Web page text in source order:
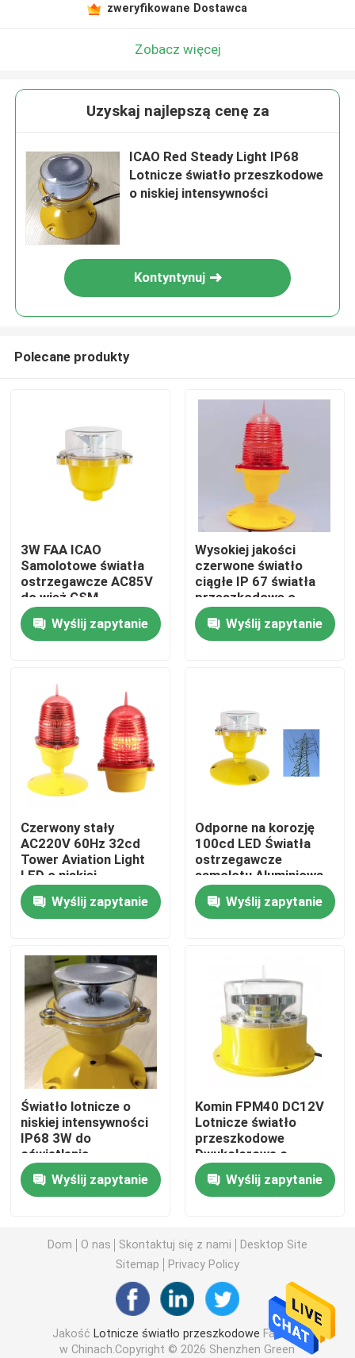
Dom
Produkty
O nas
Wycieczka po fabryce
Kontrola jakości
Skontaktuj się z nami
Poprosić o wycenę
Lotnicze światło przeszkodowe
Światło przeszkodowe samolotu
Światła lądowania dla lądowisk dla śmigłowców
Marine Lantern Light
Światła ruchome zasilane energią słoneczną
Światło ostrzegawcze ruchu słonecznego
Światła dróg kołowania na lotnisku
Kontroler światła przeszkodowego
Światła ostrzegawcze samolotu
zweryfikowane Dostawca
Zobacz więcej
Uzyskaj najlepszą cenę za
ICAO Red Steady Light IP68
Lotnicze światło przeszkodowe
o niskiej intensywności
Kontyntynuj
Polecane produkty
3W FAA ICAO
Samolotowe światła
ostrzegawcze AC85V
do wież GSM
Wyślij zapytanie
Wysokiej jakości
czerwone światło
ciągłe IP 67 światła
przeszkodowe o
niskiej intensywności
do wysokich
budynków
Wyślij zapytanie
Czerwony stały
AC220V 60Hz 32cd
Tower Aviation Light
LED o niskiej
intensywności In
Wyślij zapytanie
Odporne na korozję
100cd LED Światła
ostrzegawcze
samolotu Aluminiowa
podstawa
Wyślij zapytanie
Światło lotnicze o
niskiej intensywności
IP68 3W do
oświetlenia
przeszkodowego
wieżyWyślij zapytanie
Komin FPM40 DC12V
Lotnicze światło
przeszkodowe
Dwukolorowe o
średniej intensywności
Wyślij zapytanie
Dom O nas Skontaktuj się z nami
Desktop Site
Sitemap
Privacy Policy
Jakość Lotnicze światło przeszkodowe Fabryka
w Chinach.Copyright © 2026 Shenzhen Green